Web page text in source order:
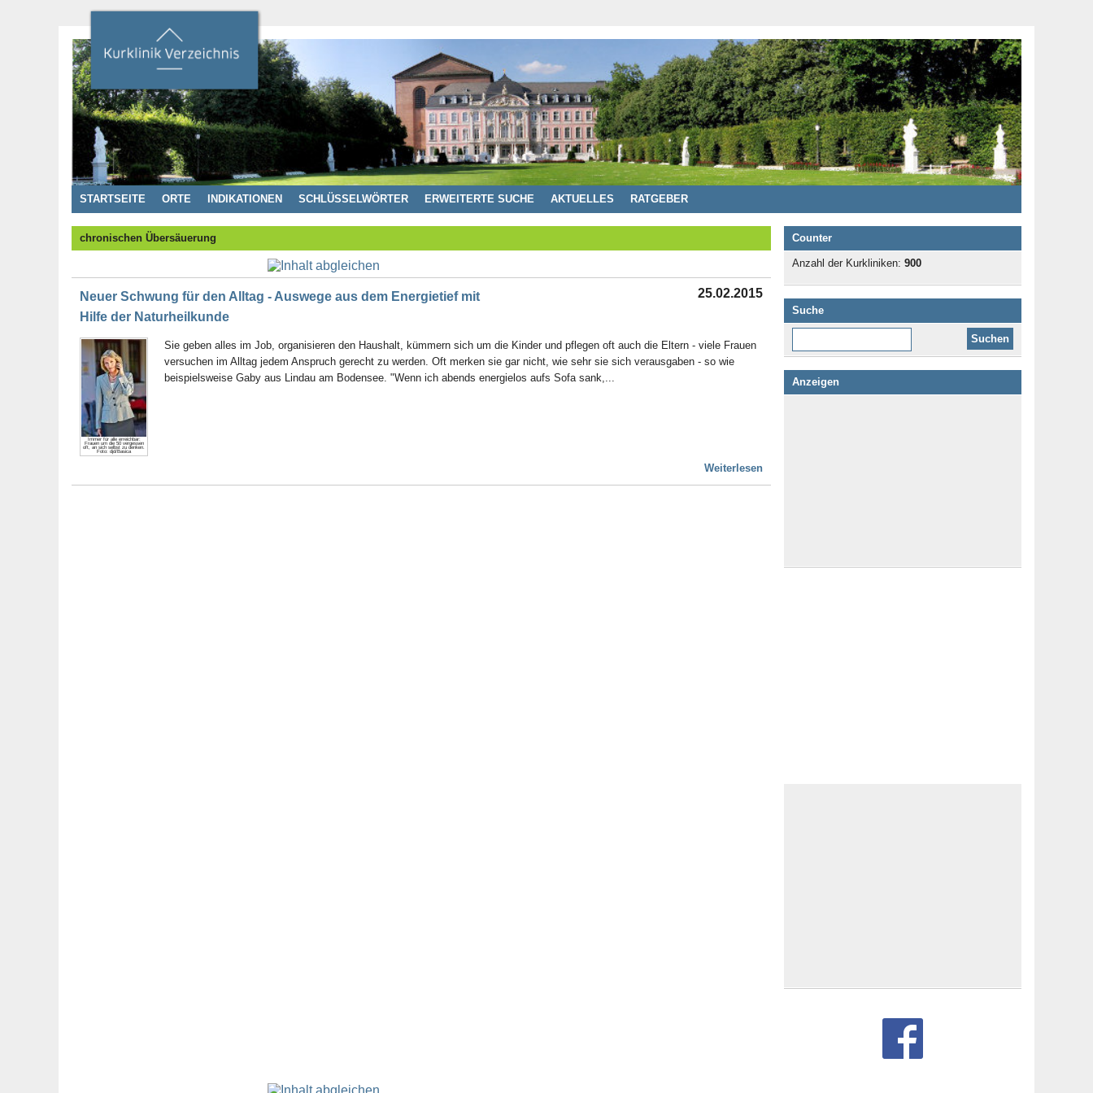
STARTSEITE ORTE INDIKATIONEN SCHLÜSSELWÖRTER ERWEITERTE SUCHE AKTUELLES RATGEBER
chronischen Übersäuerung
Neuer Schwung für den Alltag - Auswege aus dem Energietief mit
Hilfe der Naturheilkunde
25.02.2015
Immer für alle erreichbar:
Frauen um die 50 vergessen
oft, an sich selbst zu denken.
Foto: djd/Basica
Sie geben alles im Job, organisieren den Haushalt, kümmern sich um die Kinder und pflegen oft auch die Eltern - viele Frauen
versuchen im Alltag jedem Anspruch gerecht zu werden. Oft merken sie gar nicht, wie sehr sie sich verausgaben - so wie
beispielsweise Gaby aus Lindau am Bodensee. "Wenn ich abends energielos aufs Sofa sank,...
Weiterlesen
Counter
Anzahl der Kurkliniken: 900
Suche
Anzeigen